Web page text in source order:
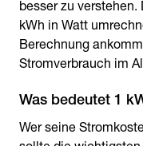
besser zu
kWh in Watt
Berechnung
Stromverbrauch im
Wer seine